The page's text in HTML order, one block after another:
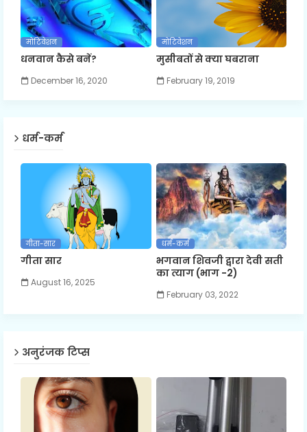
मोटिवेशन
धनवान कैसे बनें?
December 16, 2020
मोटिवेशन
मुसीबतों से क्या घबराना
February 19, 2019
धर्म-कर्म
गीता-सार
गीता सार
August 16, 2025
धर्म-कर्म
भगवान शिवजी द्वारा देवी सती
का त्याग (भाग -2)
February 03, 2022
अनुरंजक टिप्स